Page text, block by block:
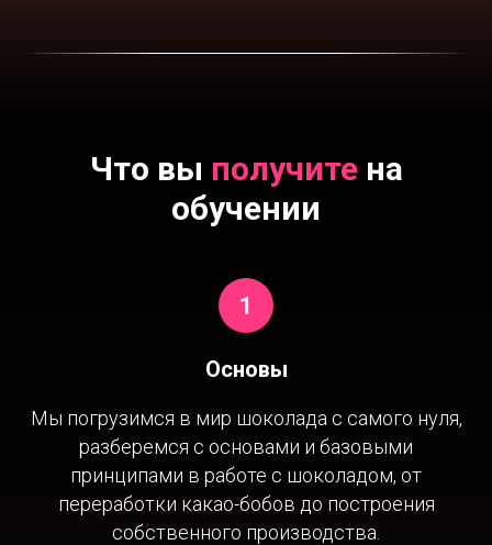
Что вы получитена
обучении
Основы
Мы погрузимся в мир шоколада с самого нуля,
разберемся с основами и базовыми
принципами в работе с шоколадом, от
переработки какао-бобов до построения
собственного производства.